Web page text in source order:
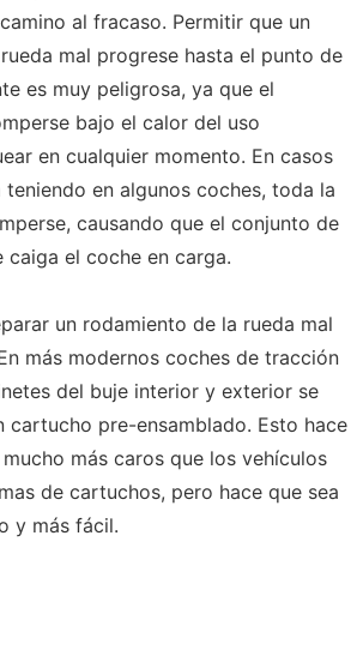
al fracaso. Permitir que un
mal progrese hasta el punto de
es muy peligrosa, ya que el
bajo el calor del uso
en cualquier momento. En casos
en algunos coches, toda la
causando que el conjunto de
caiga el coche en carga.
un rodamiento de la rueda mal
más modernos coches de tracción
del buje interior y exterior se
cartucho pre-ensamblado. Esto hace
más caros que los vehículos
de cartuchos, pero hace que sea
y más fácil.